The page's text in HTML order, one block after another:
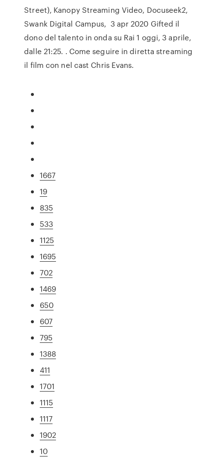
Street), Kanopy Streaming Video, Docuseek2,
Swank Digital Campus, 3 apr 2020 Gifted il
dono del talento in onda su Rai 1 oggi, 3 aprile,
dalle 21:25. . Come seguire in diretta streaming
il film con nel cast Chris Evans.
1667
19
835
533
1125
1695
702
1469
650
607
795
1388
411
1701
1115
1117
1902
10